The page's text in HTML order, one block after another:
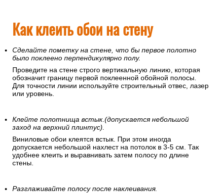
Как клеить обои на стену
Сделайте пометку на стене, что бы первое полотно
было поклеено перпендикулярно полу.
Проведите на стене строго вертикальную линию, которая
обозначит границу первой поклеенной обойной полосы.
Для точности линии используйте строительный отвес, лазер
или уровень.
Клейте полотнища встык.(допускается небольшой
заход на верхний плинтус).
Виниловые обои клеятся встык. При этом иногда
допускается небольшой нахлест на потолок в 3-5 см. Так
удобнее клеить и выравнивать затем полосу по длине
стены.
Разглаживайте полосу после наклеивания.